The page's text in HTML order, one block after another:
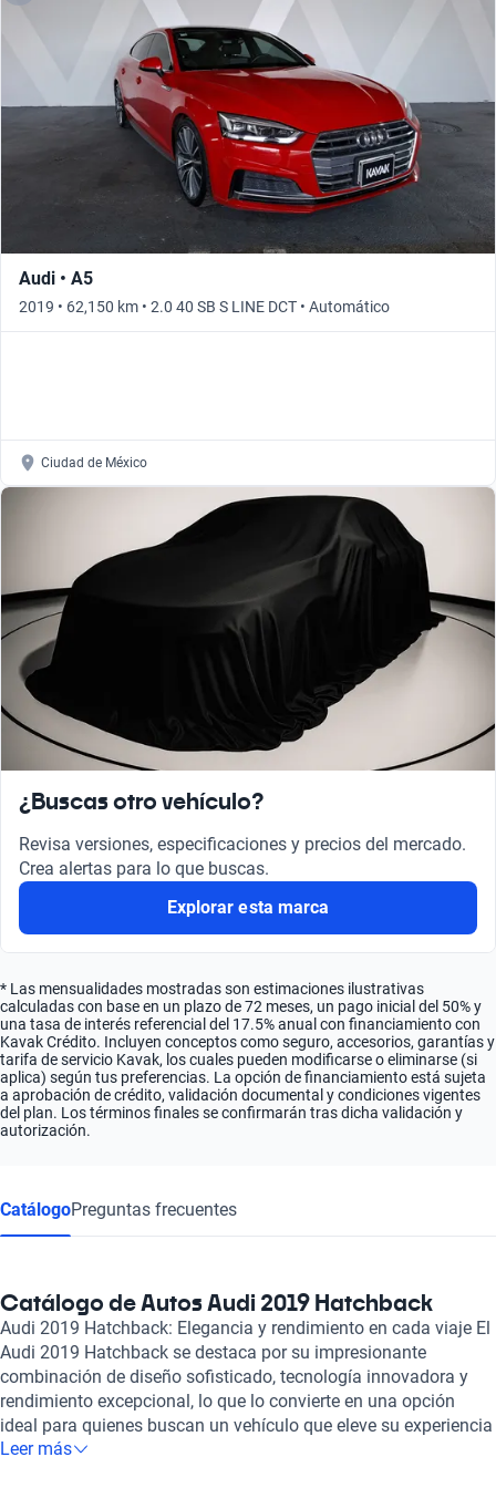
Audi • A5
2019 • 62,150 km • 2.0 40 SB S LINE DCT • Automático
Ciudad de México
¿Buscas otro vehículo?
Revisa versiones, especificaciones y precios del mercado.
Crea alertas para lo que buscas.
Explorar esta marca
* Las mensualidades mostradas son estimaciones ilustrativas
calculadas con base en un plazo de 72 meses, un pago inicial del 50% y
una tasa de interés referencial del 17.5% anual con financiamiento con
Kavak Crédito. Incluyen conceptos como seguro, accesorios, garantías y
tarifa de servicio Kavak, los cuales pueden modificarse o eliminarse (si
aplica) según tus preferencias. La opción de financiamiento está sujeta
a aprobación de crédito, validación documental y condiciones vigentes
del plan. Los términos finales se confirmarán tras dicha validación y
autorización.
CatálogoPreguntas frecuentes
Catálogo de Autos Audi 2019 Hatchback
Audi 2019 Hatchback: Elegancia y rendimiento en cada viaje El
Audi 2019 Hatchback se destaca por su impresionante
combinación de diseño sofisticado, tecnología innovadora y
rendimiento excepcional, lo que lo convierte en una opción
ideal para quienes buscan un vehículo que eleve su experiencia
de conducción. Este modelo se distingue por su exterior
Leer más